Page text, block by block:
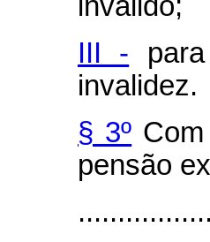
III -
invalidez.
§ 3º
pensão